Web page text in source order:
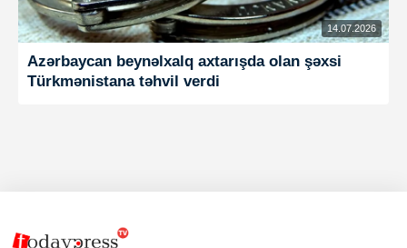
14.07.2026
Azərbaycan beynəlxalq axtarışda olan şəxsi
Türkmənistana təhvil verdi